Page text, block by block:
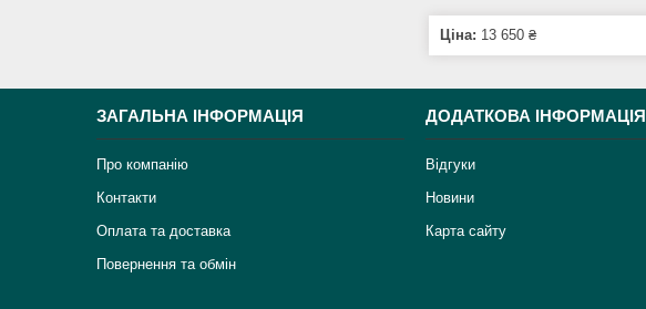
Ціна: 13 650 ₴
ЗАГАЛЬНА ІНФОРМАЦІЯ
Про компанію
Контакти
Оплата та доставка
Повернення та обмін
ДОДАТКОВА ІНФОРМАЦІЯ
Відгуки
Новини
Карта сайту